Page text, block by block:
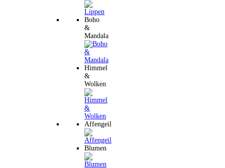
Boho
&
Mandala
Himmel
&
Wolken
Affengeil
Blumen